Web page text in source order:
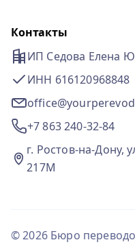
Контакты
ИП Седова Елена
ИНН 616120968848
+7 863 240-32-84
г. Ростов-на-Дону,
217М
© 2026 Бюро